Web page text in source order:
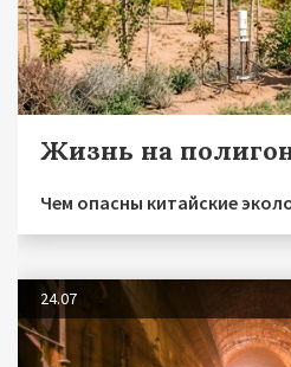
Жизнь на
Чем опасны китайские
24.07